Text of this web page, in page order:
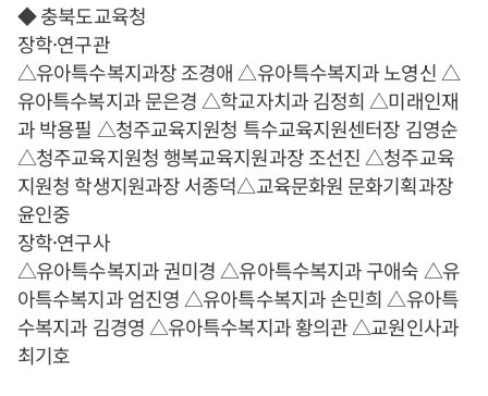
◆ 충북도교육청
장학·연구관
△유아특수복지과장 조경애 △유아특수복지과 노영신 △
유아특수복지과 문은경 △학교자치과 김정희 △미래인재
과 박용필 △청주교육지원청 특수교육지원센터장 김영순
△청주교육지원청 행복교육지원과장 조선진 △청주교육
지원청 학생지원과장 서종덕△교육문화원 문화기획과장
윤인중
장학·연구사
△유아특수복지과 권미경 △유아특수복지과 구애숙 △유
아특수복지과 엄진영 △유아특수복지과 손민희 △유아특
수복지과 김경영 △유아특수복지과 황의관 △교원인사과
최기호